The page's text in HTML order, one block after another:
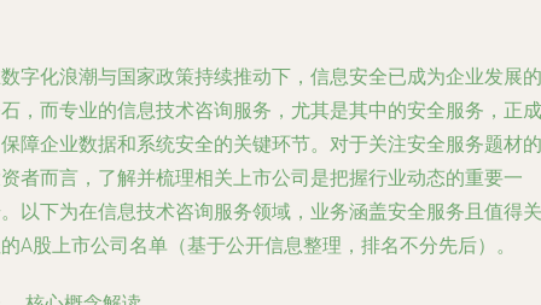
字化浪潮与国家政策持续推动下，信息安全已成为企业发展的
，而专业的信息技术咨询服务，尤其是其中的安全服务，正成
障企业数据和系统安全的关键环节。对于关注安全服务题材的
者而言，了解并梳理相关上市公司是把握行业动态的重要一
以下为在信息技术咨询服务领域，业务涵盖安全服务且值得关
A股上市公司名单（基于公开信息整理，排名不分先后）。